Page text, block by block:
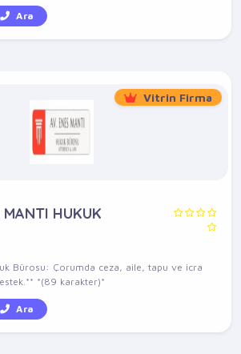
Ara
Vitrin Firma
MANTI HUKUK
Bürosu: Çorumda ceza, aile, tapu ve icra
*(89 karakter)*
Ara